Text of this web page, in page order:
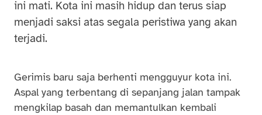
ini mati. Kota ini masih hidup dan terus siap
menjadi saksi atas segala peristiwa yang akan
terjadi.
Gerimis baru saja berhenti mengguyur kota ini.
Aspal yang terbentang di sepanjang jalan tampak
mengkilap basah dan memantulkan kembali